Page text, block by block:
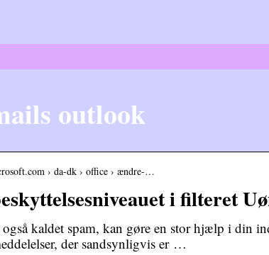
outlook
› da-dk › office › ændre-…
i filteret
kaldet spam, kan gøre en stor hjælp i din
der sandsynligvis er …